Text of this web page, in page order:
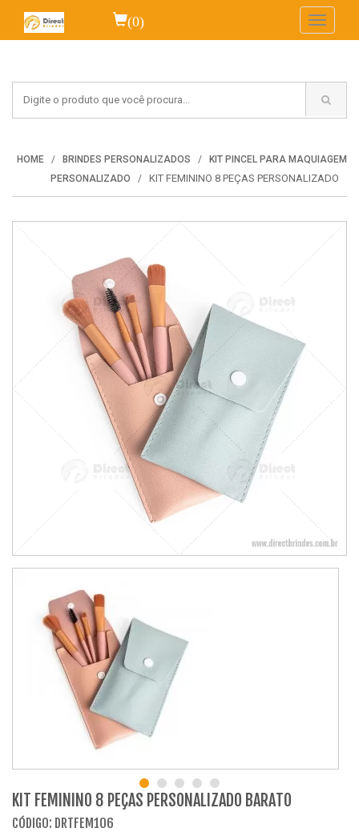
(0)
Toggle
HOME BRINDES PERSONALIZADOS
KIT PINCEL PARA MAQUIAGEM
PERSONALIZADO
KIT FEMININO 8 PEÇAS PERSONALIZADO
KIT FEMININO 8 PEÇAS PERSONALIZADO BARATO
CÓDIGO: DRTFEM106